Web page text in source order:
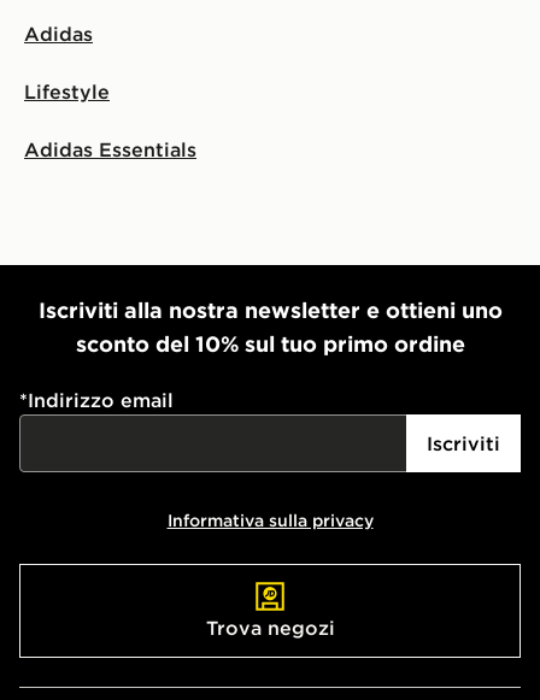
Adidas
Lifestyle
Adidas Essentials
Iscriviti alla nostra newsletter e ottieni uno
sconto del 10% sul tuo primo ordine
*Indirizzo email
Iscriviti
Informativa sulla privacy
Trova negozi